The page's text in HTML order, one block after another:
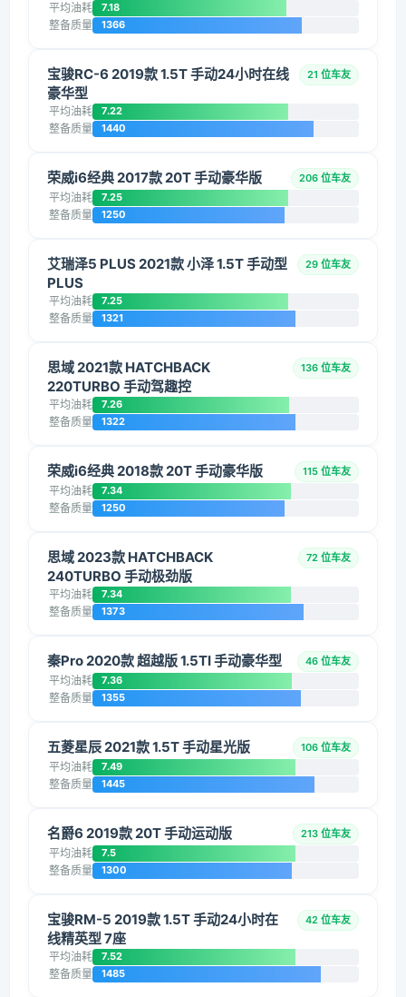
平均油耗 7.18
整备质量 1366
宝骏RC-6 2019款 1.5T 手动24小时在线
豪华型
21 位车友
平均油耗 7.22
整备质量 1440
荣威i6经典 2017款 20T 手动豪华版 206 位车友
平均油耗 7.25
整备质量 1250
艾瑞泽5 PLUS 2021款 小泽 1.5T 手动型
PLUS
29 位车友
平均油耗 7.25
整备质量 1321
思域 2021款 HATCHBACK
220TURBO 手动驾趣控
136 位车友
平均油耗 7.26
整备质量 1322
荣威i6经典 2018款 20T 手动豪华版 115 位车友
平均油耗 7.34
整备质量 1250
思域 2023款 HATCHBACK
240TURBO 手动极劲版
72 位车友
平均油耗 7.34
整备质量 1373
秦Pro 2020款 超越版 1.5TI 手动豪华型 46 位车友
平均油耗 7.36
整备质量 1355
五菱星辰 2021款 1.5T 手动星光版 106 位车友
平均油耗 7.49
整备质量 1445
名爵6 2019款 20T 手动运动版 213 位车友
平均油耗 7.5
整备质量 1300
宝骏RM-5 2019款 1.5T 手动24小时在
线精英型 7座
42 位车友
平均油耗 7.52
整备质量 1485